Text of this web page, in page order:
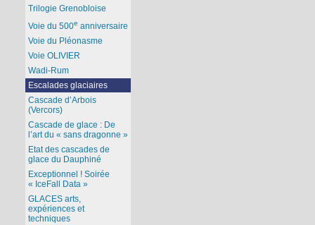
Trilogie Grenobloise
Voie du 500e anniversaire
Voie du Pléonasme
Voie OLIVIER
Wadi-Rum
Escalades glaciaires
Cascade d’Arbois
(Vercors)
Cascade de glace : De
l’art du « sans dragonne »
Etat des cascades de
glace du Dauphiné
Exceptionnel ! Soirée
« IceFall Data »
GLACES arts,
expériences et
techniques